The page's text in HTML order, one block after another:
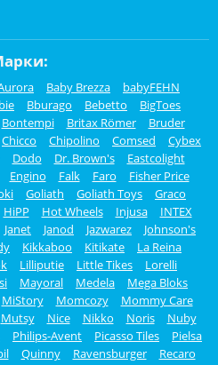
Baby Brezza
babyFEHN
Bburago Bebetto
BigToes
Bontempi Britax Römer
Bruder
Chicco Chipolino Comsed
Cybex
Dodo Dr. Brown's
Eastcolight
Engino Falk Faro
Fisher Price
Goliath Goliath Toys
Graco
HiPP Hot Wheels Injusa
INTEX
Janet Janod Jazwarez
Johnson's
Kikkaboo Kitikate
La Reina
Lilliputie Little Tikes
Lorelli
Mayoral Medela
Mega Bloks
MiStory Momcozy
Mommy Care
Mutsy Nice Nikko Noris
Nuby
Philips-Avent Picasso Tiles
Pielsa
Quinny Ravensburger
Recaro